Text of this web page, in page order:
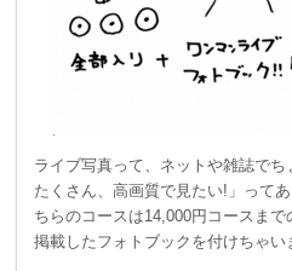
ライブ写真って、ネットや雑誌で
たくさん、高画質で見たい!」って
ちらのコースは14,000円コースま
掲載したフォトブックを付けちゃい